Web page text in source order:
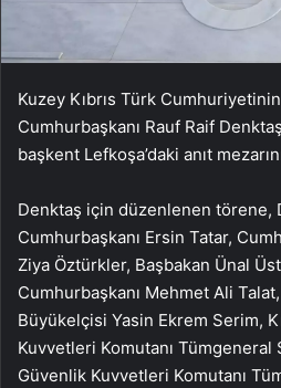
Kuzey Kıbrıs Türk
Cumhurbaşkanı Rauf Raif
başkent Lefkoşa’daki anıt
Denktaş için düzenlenen törene,
Cumhurbaşkanı Ersin Tatar,
Ziya Öztürkler, Başbakan Ünal
Cumhurbaşkanı Mehmet Ali
Büyükelçisi Yasin Ekrem Serim,
Kuvvetleri Komutanı Tümgeneral
Güvenlik Kuvvetleri Komutanı